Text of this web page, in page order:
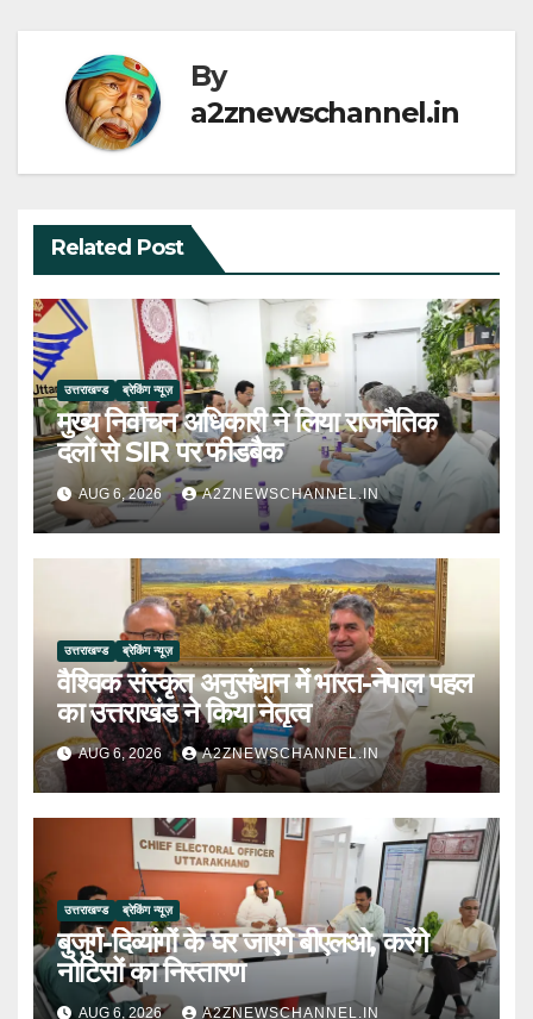
By
a2znewschannel.in
Related Post
उत्तराखण्ड ब्रेकिंग न्यूज़
मुख्य निर्वाचन अधिकारी ने लिया राजनैतिक
दलों से SIR पर फीडबैक
AUG 6, 2026 A2ZNEWSCHANNEL.IN
उत्तराखण्ड ब्रेकिंग न्यूज़
वैश्विक संस्कृत अनुसंधान में भारत-नेपाल पहल
का उत्तराखंड ने किया नेतृत्व
AUG 6, 2026 A2ZNEWSCHANNEL.IN
उत्तराखण्ड ब्रेकिंग न्यूज़
बुजुर्ग-दिव्यांगों के घर जाएंगे बीएलओ, करेंगे
नोटिसों का निस्तारण
AUG 6, 2026 A2ZNEWSCHANNEL.IN